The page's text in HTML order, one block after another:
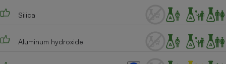
Silica
Aluminum hydroxide
Climatiseur -
Ventilateur
Antivirus